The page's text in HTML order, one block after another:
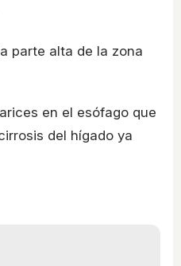
parte alta de la zona
en el esófago que
del hígado ya